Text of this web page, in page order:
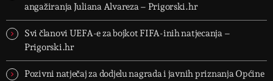
angažiranja Juliana Alvareza – Prigorski.hr
Svi članovi UEFA-e za bojkot FIFA-inih natjecanja –
Prigorski.hr
Pozivni natječaj za dodjelu nagrada i javnih priznanja Općine